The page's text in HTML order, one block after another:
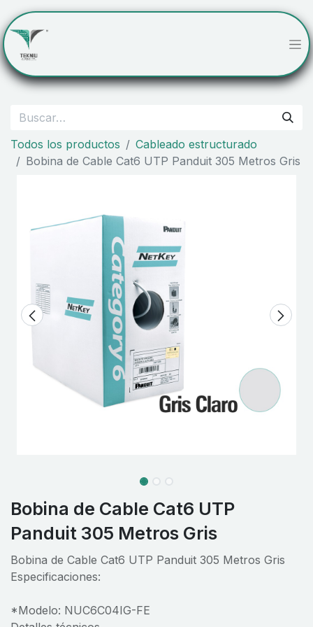
Todos los productos
Cableado estructurado
Bobina de Cable Cat6 UTP Panduit 305 Metros Gris
Bobina de Cable Cat6 UTP
Panduit 305 Metros Gris
Bobina de Cable Cat6 UTP Panduit 305 Metros Gris
Especificaciones:
*Modelo: NUC6C04IG-FE